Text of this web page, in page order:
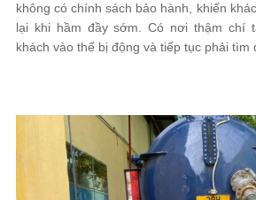
không có chính sách bảo hành, khiến
lại khi hầm đầy sớm. Có nơi thậm chí
khách vào thế bị động và tiếp tục phải tìm